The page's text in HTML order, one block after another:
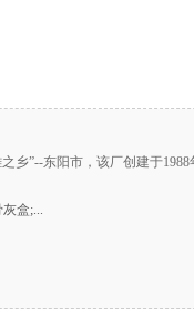
乡”--东阳市，该厂创建于1988
盒;...